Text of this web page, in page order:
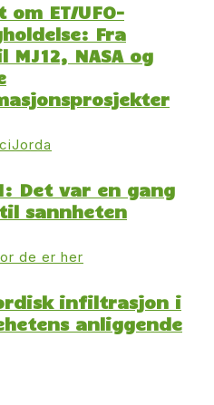
ET/UFO-
Fra
MJ12, NASA og
Det var en gang
sannheten
infiltrasjon i
anliggende